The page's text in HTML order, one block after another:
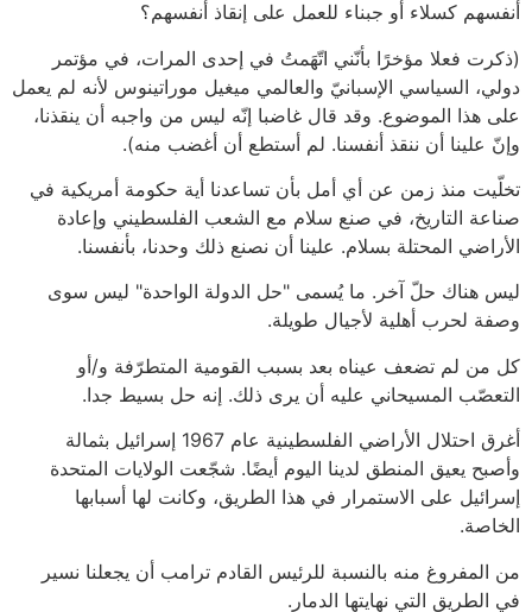
أنفسهم كسلاء أو جبناء للعمل على إنقاذ أنفسهم؟
(ذكرت فعلا مؤخرًا بأنّني اتّهَمتُ في إحدى المرات، في مؤتمر
دولي، السياسي الإسبانيّ والعالمي ميغيل موراتينوس لأنه لم يعمل
على هذا الموضوع. وقد قال غاضبا إنّه ليس من واجبه أن ينقذنا،
وإنّ علينا أن ننقذ أنفسنا. لم أستطع أن أغضب منه).
تخلّيت منذ زمن عن أي أمل بأن تساعدنا أية حكومة أمريكية في
صناعة التاريخ، في صنع سلام مع الشعب الفلسطيني وإعادة
الأراضي المحتلة بسلام. علينا أن نصنع ذلك وحدنا، بأنفسنا.
ليس هناك حلّ آخر. ما يُسمى "حل الدولة الواحدة" ليس سوى
وصفة لحرب أهلية لأجيال طويلة.
كل من لم تضعف عيناه بعد بسبب القومية المتطرّفة و/أو
التعصّب المسيحاني عليه أن يرى ذلك. إنه حل بسيط جدا.
أغرق احتلال الأراضي الفلسطينية عام 1967 إسرائيل بثمالة
وأصبح يعيق المنطق لدينا اليوم أيضًا. شجّعت الولايات المتحدة
إسرائيل على الاستمرار في هذا الطريق، وكانت لها أسبابها
الخاصة.
من المفروغ منه بالنسبة للرئيس القادم ترامب أن يجعلنا نسير
في الطريق التي نهايتها الدمار.